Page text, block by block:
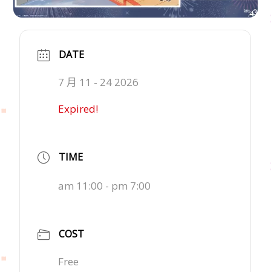
DATE
7 月 11 - 24 2026
Expired!
TIME
am 11:00 - pm 7:00
COST
Free